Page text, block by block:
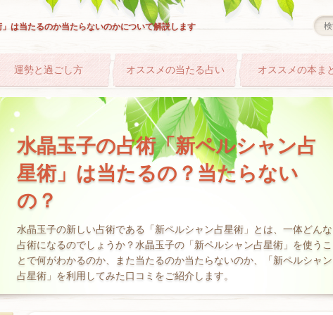
は当たるのか当たらないのかについて解説します
運勢と過ごし方 オススメの当たる占い オススメの本ま
水晶玉子の占術「新ペルシャン占
星術」は当たるの？当たらない
の？
水晶玉子の新しい占術である「新ペルシャン占星術」とは、一体どんな
占術になるのでしょうか？水晶玉子の「新ペルシャン占星術」を使うこ
とで何がわかるのか、また当たるのか当たらないのか、「新ペルシャン
占星術」を利用してみた口コミをご紹介します。